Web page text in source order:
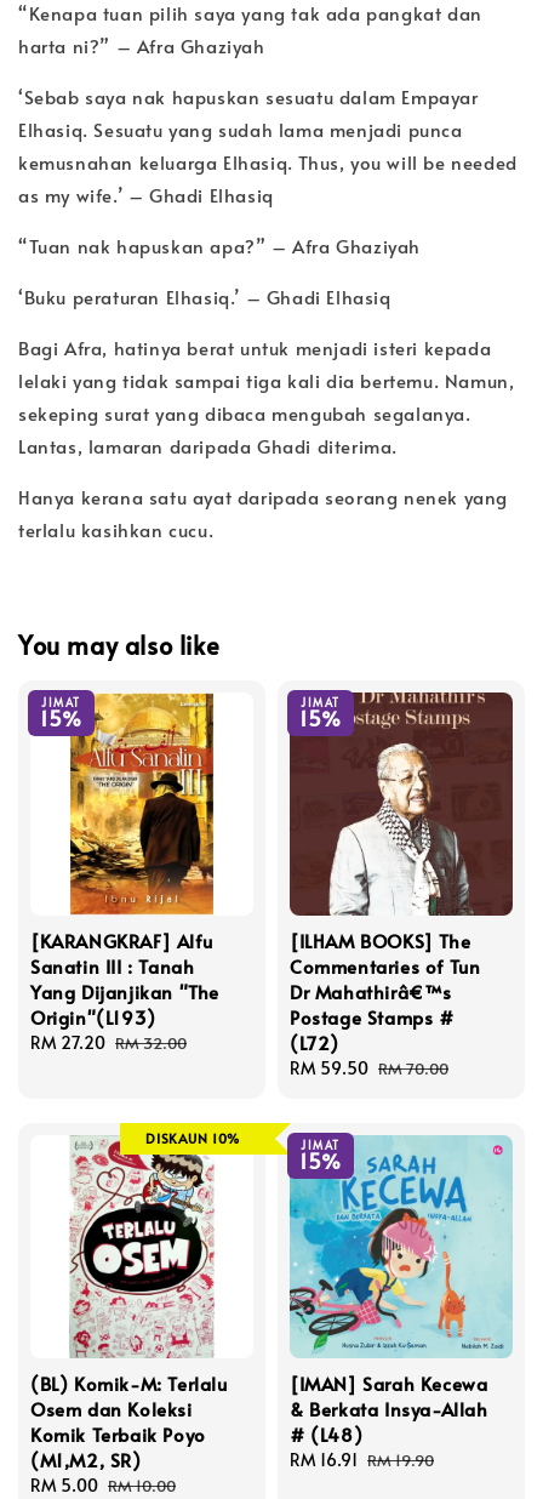
“Kenapa tuan pilih saya yang tak ada pangkat dan
harta ni?” – Afra Ghaziyah
‘Sebab saya nak hapuskan sesuatu dalam Empayar
Elhasiq. Sesuatu yang sudah lama menjadi punca
kemusnahan keluarga Elhasiq. Thus, you will be needed
as my wife.’ – Ghadi Elhasiq
“Tuan nak hapuskan apa?” – Afra Ghaziyah
‘Buku peraturan Elhasiq.’ – Ghadi Elhasiq
Bagi Afra, hatinya berat untuk menjadi isteri kepada
lelaki yang tidak sampai tiga kali dia bertemu. Namun,
sekeping surat yang dibaca mengubah segalanya.
Lantas, lamaran daripada Ghadi diterima.
Hanya kerana satu ayat daripada seorang nenek yang
terlalu kasihkan cucu.
You may also like
JIMAT
15%
[KARANGKRAF] Alfu
Sanatin III : Tanah
Yang Dijanjikan "The
Origin"(L193)
Sale
RM 27.20 Regular
RM 32.00
JIMAT
15%
[ILHAM BOOKS] The
Commentaries of Tun
Dr Mahathirâ€™s
Postage Stamps #
(L72)
Sale
RM 59.50 Regular
RM 70.00
DISKAUN 10%
(BL) Komik-M: Terlalu
Osem dan Koleksi
Komik Terbaik Poyo
(M1,M2, SR)
Sale
RM 5.00 Regular
RM 10.00
JIMAT
15%
[IMAN] Sarah Kecewa
& Berkata Insya-Allah
# (L48)
Sale
RM 16.91 Regular
RM 19.90